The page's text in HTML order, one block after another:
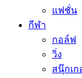
แฟชั่น
กีฬา
กอล์ฟ
วิ่ง
สนุ๊กเก